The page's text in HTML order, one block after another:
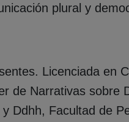
plural y
Licenciada en
de Narrativas sobre
Ddhh, Facultad de